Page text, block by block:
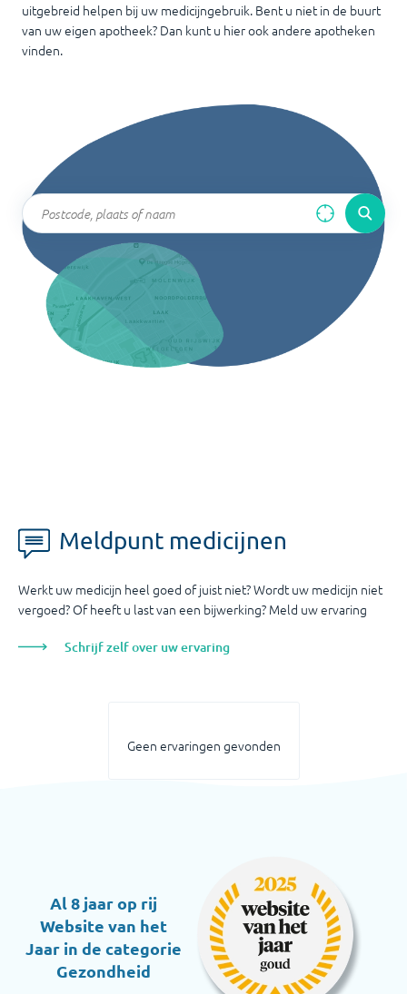
uitgebreid helpen bij uw medicijngebruik. Bent u niet in de buurt
van uw eigen apotheek? Dan kunt u hier ook andere apotheken
vinden.
Meldpunt medicijnen
Werkt uw medicijn heel goed of juist niet? Wordt uw medicijn niet
vergoed? Of heeft u last van een bijwerking? Meld uw ervaring
Schrijf zelf over uw ervaring
Geen ervaringen gevonden
Al 8 jaar op rij
Website van het
Jaar in de categorie
Gezondheid